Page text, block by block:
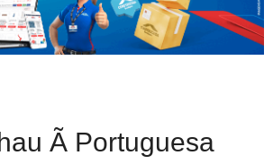
Ã Portuguesa